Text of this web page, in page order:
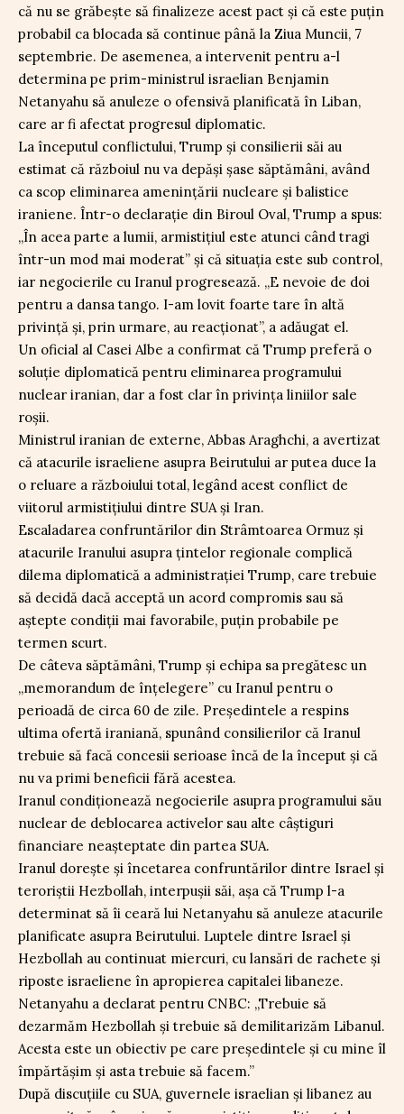
că nu se grăbește să finalizeze acest pact și că este puțin
probabil ca blocada să continue până la Ziua Muncii, 7
septembrie. De asemenea, a intervenit pentru a-l
determina pe prim-ministrul israelian Benjamin
Netanyahu să anuleze o ofensivă planificată în Liban,
care ar fi afectat progresul diplomatic.
La începutul conflictului, Trump și consilierii săi au
estimat că războiul nu va depăși șase săptămâni, având
ca scop eliminarea amenințării nucleare și balistice
iraniene. Într-o declarație din Biroul Oval, Trump a spus:
„În acea parte a lumii, armistițiul este atunci când tragi
într-un mod mai moderat” și că situația este sub control,
iar negocierile cu Iranul progresează. „E nevoie de doi
pentru a dansa tango. I-am lovit foarte tare în altă
privință și, prin urmare, au reacționat”, a adăugat el.
Un oficial al Casei Albe a confirmat că Trump preferă o
soluție diplomatică pentru eliminarea programului
nuclear iranian, dar a fost clar în privința liniilor sale
roșii.
Ministrul iranian de externe, Abbas Araghchi, a avertizat
că atacurile israeliene asupra Beirutului ar putea duce la
o reluare a războiului total, legând acest conflict de
viitorul armistițiului dintre SUA și Iran.
Escaladarea confruntărilor din Strâmtoarea Ormuz și
atacurile Iranului asupra țintelor regionale complică
dilema diplomatică a administrației Trump, care trebuie
să decidă dacă acceptă un acord compromis sau să
aștepte condiții mai favorabile, puțin probabile pe
termen scurt.
De câteva săptămâni, Trump și echipa sa pregătesc un
„memorandum de înțelegere” cu Iranul pentru o
perioadă de circa 60 de zile. Președintele a respins
ultima ofertă iraniană, spunând consilierilor că Iranul
trebuie să facă concesii serioase încă de la început și că
nu va primi beneficii fără acestea.
Iranul condiționează negocierile asupra programului său
nuclear de deblocarea activelor sau alte câștiguri
financiare neașteptate din partea SUA.
Iranul dorește și încetarea confruntărilor dintre Israel și
teroriștii Hezbollah, interpușii săi, așa că Trump l-a
determinat să îi ceară lui Netanyahu să anuleze atacurile
planificate asupra Beirutului. Luptele dintre Israel și
Hezbollah au continuat miercuri, cu lansări de rachete și
riposte israeliene în apropierea capitalei libaneze.
Netanyahu a declarat pentru CNBC: „Trebuie să
dezarmăm Hezbollah și trebuie să demilitarizăm Libanul.
Acesta este un obiectiv pe care președintele și cu mine îl
împărtășim și asta trebuie să facem.”
După discuțiile cu SUA, guvernele israelian și libanez au